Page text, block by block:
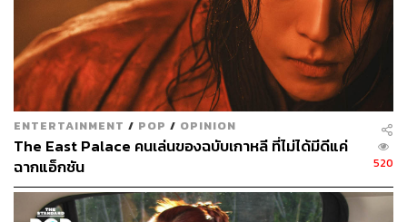
อย่างไรก็ดี ไม่นานมานี้ Discovery ได้ประกาศควบรวม
กิจการกับบริษัท WarnerMedia โดย เดวิด ซาสลาฟ ซีอีโอ
ของ Discovery บอกเป็นนัยว่า ไม่เห็นทางรอดของบริษัทใน
วงการสตรีมมิงเท่าไรนักหากจะต้องสู้ศึกคนเดียว โดยคาดว่า
ดีลครั้งนี้จะแล้วเสร็จในช่วงกลางปี 2022
ส่วนตัวเต็งในวงการสตรีมมิงอีกคนคือ Amazon Prime Video
ที่ให้บริการสตรีมมิงตั้งเเต่ปี 2006 ล่าสุดเปิดเผยว่า Prime มี
จำนวนสมาชิกมากกว่า 200 ล้านคนทั่วโลก โดย 175 ล้านคน
ใช้บริการสตรีมมิงเมื่อปีที่เเล้ว
ENTERTAINMENT / POP / OPINION
The East Palace คนเล่นของฉบับเกาหลี ที่ไม่ได้มีดีแค่
ฉากแอ็กชัน
520